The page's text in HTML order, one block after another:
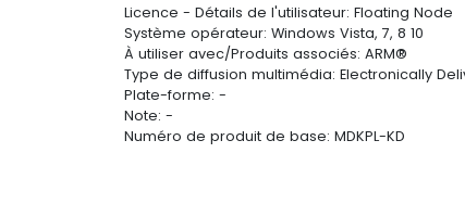
Licence - Détails de l'utilisateur: Floating Node
Système opérateur: Windows Vista, 7, 8 10
À utiliser avec/Produits associés: ARM®
Type de diffusion multimédia: Electronically
Plate-forme: -
Note: -
Numéro de produit de base: MDKPL-KD